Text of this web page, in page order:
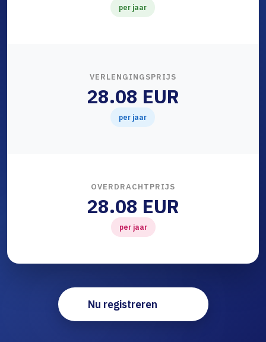
per jaar
VERLENGINGSPRIJS
28.08 EUR
per jaar
OVERDRACHTPRIJS
28.08 EUR
per jaar
Nu registreren